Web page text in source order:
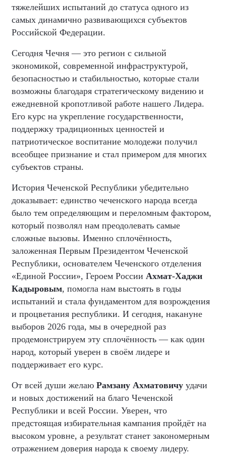
тяжелейших испытаний до статуса одного из
самых динамично развивающихся субъектов
Российской Федерации.
Сегодня Чечня — это регион с сильной
экономикой, современной инфраструктурой,
безопасностью и стабильностью, которые стали
возможны благодаря стратегическому видению и
ежедневной кропотливой работе нашего Лидера.
Его курс на укрепление государственности,
поддержку традиционных ценностей и
патриотическое воспитание молодежи получил
всеобщее признание и стал примером для многих
субъектов страны.
История Чеченской Республики убедительно
доказывает: единство чеченского народа всегда
было тем определяющим и переломным фактором,
который позволял нам преодолевать самые
сложные вызовы. Именно сплочённость,
заложенная Первым Президентом Чеченской
Республики, основателем Чеченского отделения
«Единой России», Героем России Ахмат-Хаджи
Кадыровым, помогла нам выстоять в годы
испытаний и стала фундаментом для возрождения
и процветания республики. И сегодня, накануне
выборов 2026 года, мы в очередной раз
продемонстрируем эту сплочённость — как один
народ, который уверен в своём лидере и
поддерживает его курс.
От всей души желаю Рамзану Ахматовичу удачи
и новых достижений на благо Чеченской
Республики и всей России. Уверен, что
предстоящая избирательная кампания пройдёт на
высоком уровне, а результат станет закономерным
отражением доверия народа к своему лидеру.